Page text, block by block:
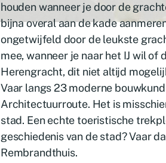
houden wanneer je door de
bijna overal aan de kade
ongetwijfeld door de leukste
mee, wanneer je naar het IJ wil
Herengracht, dit niet altijd
Vaar langs 23 moderne
Architectuurroute. Het is
stad. Een echte toeristische
geschiedenis van de stad? Vaar
Rembrandthuis.